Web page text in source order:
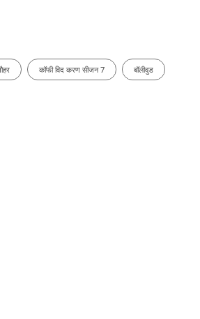
कॉफी विद करण सीजन 7 बॉलीवुड